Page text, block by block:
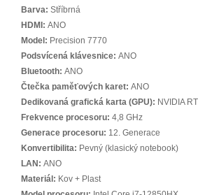
Barva: Stříbrná
HDMI: ANO
Model: Precision 7770
Podsvícená klávesnice: ANO
Bluetooth: ANO
Čtečka paměťových karet: ANO
Dedikovaná grafická karta (GPU): NVIDIA
Frekvence procesoru: 4,8 GHz
Generace procesoru: 12. Generace
Konvertibilita: Pevný (klasický notebook)
LAN: ANO
Materiál: Kov + Plast